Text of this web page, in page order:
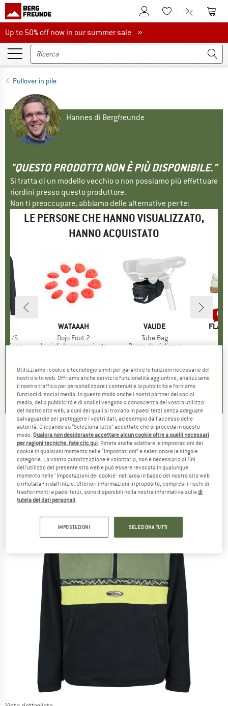
Al conto clienteAlla lista
Al Al
Up to 50% off now in our summer sale
Up to 50% off now in our summer sale »
Pullover in pile
Hannes di Bergfreunde
"QUESTO PRODOTTO NON È PIÙ DISPONIBILE."
Si tratta di un modello vecchio o non possiamo più effettuare
riordini presso questo produttore.
Non ti preoccupare, abbiamo delle alternative per te:
LE PERSONE CHE HANNO VISUALIZZATO,
HANNO ACQUISTATO
L/S
MARCHIO
WATAAAH
Articolo
Dojo Foot 2
Gruppo di prodotti
Appigli da arrampicata
0,0(0)
MARCHIO
VAUDE
Articolo
Tube Bag
Gruppo di prodotti
Borsa da ciclismo
0,0(0)
QUIKSILVER -Champagne Powder - Pullover
in pile
(0)
Utilizziamo i cookie e tecnologie simili per garantire le funzioni necessarie del
nostro sito web. Offriamo anche servizi e funzionalità aggiuntive, analizziamo
il nostro traffico per personalizzare i contenuti e la pubblicità e forniamo
funzioni di social media. In questo modo anche i nostri partner dei social
media, della pubblicità e di analisi vengono a conoscenza del vostro utilizzo
del nostro sito web; alcuni dei quali si trovano in paesi terzi senza adeguate
salvaguardie per proteggere i vostri dati, ad esempio dall'accesso delle
autorità. Cliccando su “Seleziona tutto” accettate che si proceda in questo
modo. Qualora non desideraste accettare alcun cookie oltre a quelli necessari
per ragioni tecniche, fate clic qui. Potete anche adattare le impostazioni dei
cookie in qualsiasi momento nelle “Impostazioni” e selezionare le singole
categorie. La vostra autorizzazione è volontaria, non è necessaria ai fini
dell'utilizzo del presente sito web e può essere revocata in qualunque
momento nelle "Impostazioni dei cookie" nell'area in basso del nostro sito web
o rifiutata fin dall'inizio. Ulteriori informazioni in proposito, compresi i rischi di
trasferimenti a paesi terzi, sono disponibili nella nostra informativa sulladi
tutela dei dati personali.
IMPOSTAZIONI SELEZIONA TUTTI